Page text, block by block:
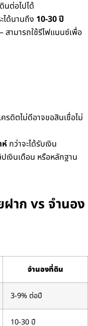
นต่อไปได้
ได้นานถึง 10-30 ปี
– สามารถใช้รีไฟแนนซ์เพื่อ
ครดิตไม่ดีอาจขอสินเชื่อไม่
ห์ กว่าจะได้รับเงิน
เงินเดือน หรือหลักฐาน
ฝาก vs จำนอง
จำนองที่ดิน
3-9% ต่อปี
10-30 ปี